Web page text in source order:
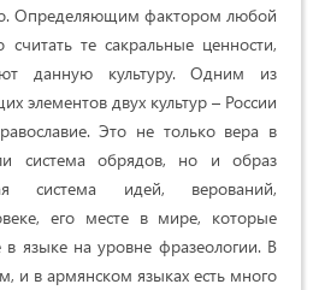
Определяющим фактором любой
те сакральные ценности,
данную культуру. Одним из
элементов двух культур – России
Это не только вера в
система обрядов, но и образ
система идей, верований,
его месте в мире, которые
языке на уровне фразеологии. В
и в армянском языках есть много